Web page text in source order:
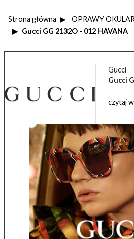
Strona główna OPRAWY
Gucci GG 2132O - 012 HAVANA
Gucci
Gucci
czytaj